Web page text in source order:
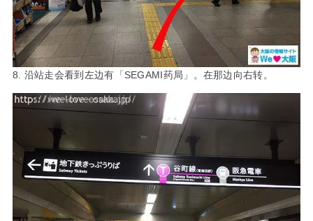
8. 沿站走会看到左边有「SEGAMI药局」。在那边向右转。